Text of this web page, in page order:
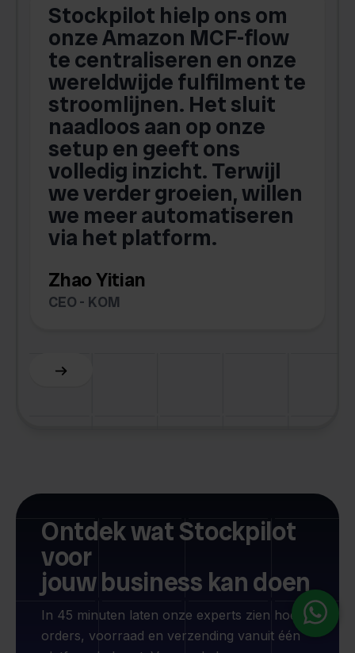
Stockpilot hielp ons om
onze Amazon MCF-flow
te centraliseren en onze
wereldwijde fulfilment te
stroomlijnen. Het sluit
naadloos aan op onze
setup en geeft ons
volledig inzicht. Terwijl
we verder groeien, willen
we meer automatiseren
via het platform.
Zhao Yitian
CEO - KOM
Slide 6 of 6.
Ontdek wat Stockpilot
voor
jouw business kan doen
In 45 minuten laten onze experts zien hoe je
orders, voorraad en verzending vanuit één